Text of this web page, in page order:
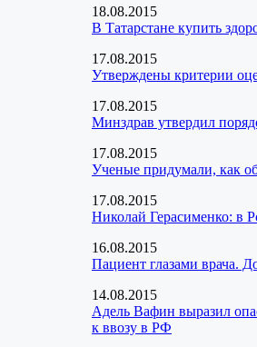
18.08.2015
В Татарстане купить
17.08.2015
Утверждены критерии
17.08.2015
Минздрав утвердил
17.08.2015
Ученые придумали, как
17.08.2015
Николай Герасименко: в
16.08.2015
Пациент глазами врача.
14.08.2015
Адель Вафин выразил
к ввозу в РФ